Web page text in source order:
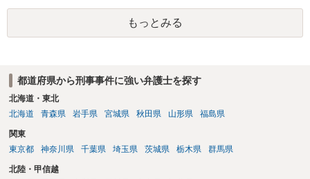
もっとみる
都道府県から刑事事件に強い弁護士を探す
北海道・東北
北海道
青森県 岩手県 宮城県 秋田県 山形県 福島県
関東
東京都
神奈川県 千葉県 埼玉県 茨城県 栃木県 群馬県
北陸・甲信越